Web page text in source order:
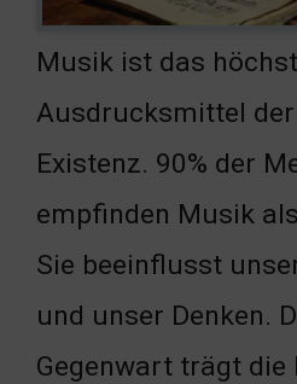
Musik ist das
Ausdrucksmittel
Existenz. 90% der
empfinden Musik
Sie beeinflusst
und unser Denken.
Gegenwart trägt die